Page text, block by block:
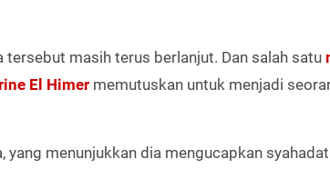
masih terus berlanjut. Dan salah satu
El Himer memutuskan untuk menjadi
menunjukkan dia mengucapkan